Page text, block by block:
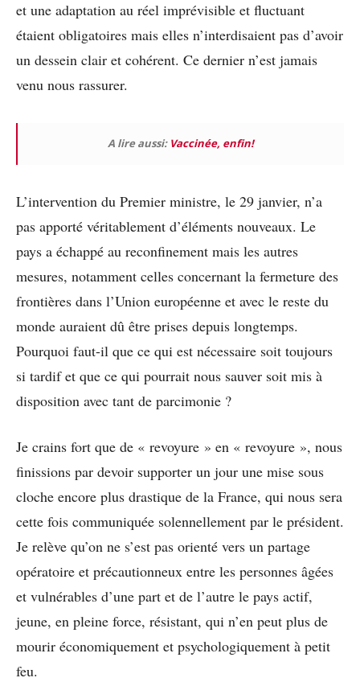
et une adaptation au réel imprévisible et fluctuant
étaient obligatoires mais elles n’interdisaient pas d’avoir
un dessein clair et cohérent. Ce dernier n’est jamais
venu nous rassurer.
A lire aussi: Vaccinée, enfin!
L’intervention du Premier ministre, le 29 janvier, n’a
pas apporté véritablement d’éléments nouveaux. Le
pays a échappé au reconfinement mais les autres
mesures, notamment celles concernant la fermeture des
frontières dans l’Union européenne et avec le reste du
monde auraient dû être prises depuis longtemps.
Pourquoi faut-il que ce qui est nécessaire soit toujours
si tardif et que ce qui pourrait nous sauver soit mis à
disposition avec tant de parcimonie ?
Je crains fort que de « revoyure » en « revoyure », nous
finissions par devoir supporter un jour une mise sous
cloche encore plus drastique de la France, qui nous sera
cette fois communiquée solennellement par le président.
Je relève qu’on ne s’est pas orienté vers un partage
opératoire et précautionneux entre les personnes âgées
et vulnérables d’une part et de l’autre le pays actif,
jeune, en pleine force, résistant, qui n’en peut plus de
mourir économiquement et psychologiquement à petit
feu.